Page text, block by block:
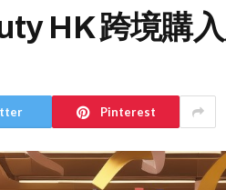
HK 跨境購
Pinterest